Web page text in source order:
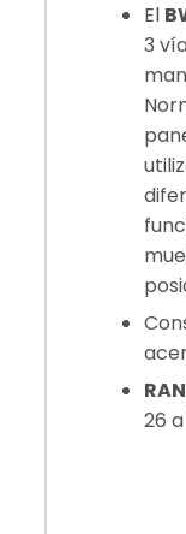
El
3
26 a